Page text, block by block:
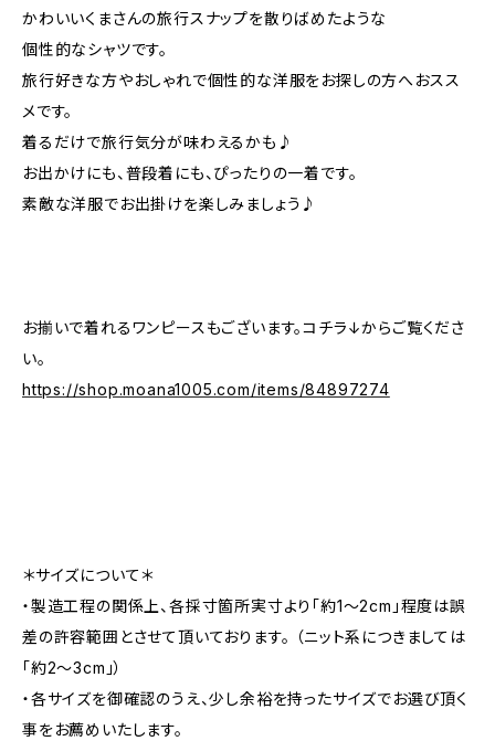
かわいいくまさんの旅行スナップを散りばめたような
個性的なシャツです。
旅行好きな方やおしゃれで個性的な洋服をお探しの方へおスス
メです。
着るだけで旅行気分が味わえるかも♪
お出かけにも、普段着にも、ぴったりの一着です。
素敵な洋服でお出掛けを楽しみましょう♪
お揃いで着れるワンピースもございます。コチラ↓からご覧くださ
い。
https://shop.moana1005.com/items/84897274
＊サイズについて＊
・製造工程の関係上、各採寸箇所実寸より「約1～2cm」程度は誤
差の許容範囲とさせて頂いております。 （ニット系につきましては
「約2～3cm」）
・各サイズを御確認のうえ、少し余裕を持ったサイズでお選び頂く
事をお薦めいたします。